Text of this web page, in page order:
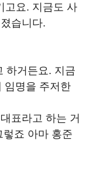
고요. 지금도 사
습니다.
하거든요. 지금
임명을 주저한
표라고 하는 거
죠 아마 홍준